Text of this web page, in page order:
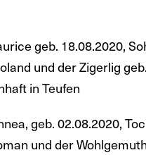
geb. 18.08.2020,
und der Zigerlig
in Teufen
geb. 02.08.2020,
und der